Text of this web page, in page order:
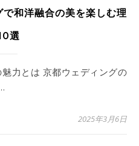
和洋融合の美を楽しむ理
選
2025年3月6日